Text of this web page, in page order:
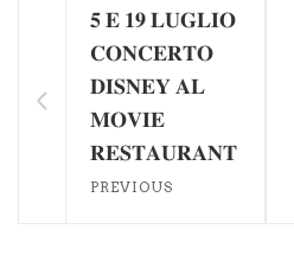
𝟓 𝐄 𝟏𝟗 𝐋𝐔𝐆𝐋𝐈𝐎
𝐂𝐎𝐍𝐂𝐄𝐑𝐓𝐎
𝐃𝐈𝐒𝐍𝐄𝐘 𝐀𝐋
𝐌𝐎𝐕𝐈𝐄
𝐑𝐄𝐒𝐓𝐀𝐔𝐑𝐀𝐍𝐓
PREVIOUS